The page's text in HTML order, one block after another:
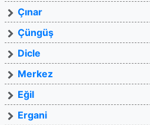
Çınar
Çüngüş
Dicle
Merkez
Eğil
Ergani